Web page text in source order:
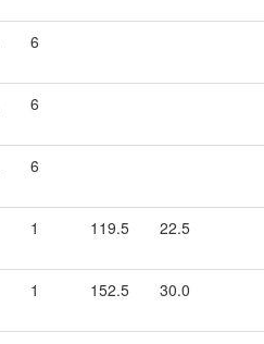
6
6
6
1 119.5 22.5
1 152.5 30.0